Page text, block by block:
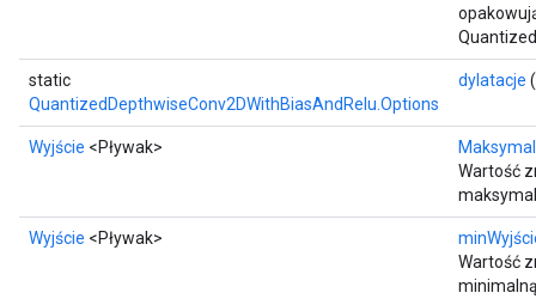
static
QuantizedDepthwiseConv2DWithBiasAndRelu.Options
dylatacje
Wyjście <Pływak>
Wartość
Wyjście <Pływak>
Wartość